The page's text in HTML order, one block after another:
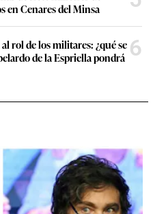
en Cenares del Minsa
rol de los militares: ¿qué se
de la Espriella pondrá 6